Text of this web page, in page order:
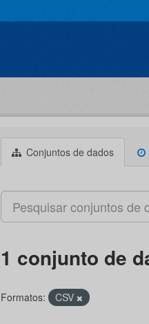
Conjuntos de dados
1 conjunto de
Formatos: CSV